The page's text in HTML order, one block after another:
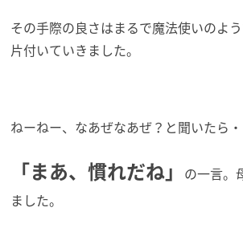
その手際の良さはまるで魔法使いのよ
片付いていきました。
ねーねー、なあぜなあぜ？と聞いたら・
「まあ、慣れだね」
の一言。
ました。